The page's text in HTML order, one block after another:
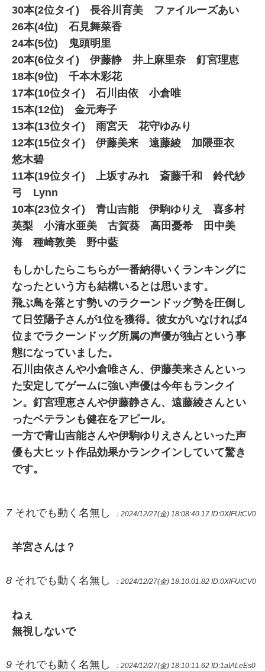
30本(2位タイ) 長谷川育美 ファイルーズあい
26本(4位) 石見舞菜香
24本(5位) 鬼頭明里
20本(6位タイ) 伊藤静 井上麻里奈 釘宮理恵
18本(9位) 千本木彩花
17本(10位タイ) 石川由依 小倉唯
15本(12位) 金元寿子
13本(13位タイ) 雨宮天 花守ゆみり
12本(15位タイ) 伊藤美来 遠藤綾 加隈亜衣
悠木碧
11本(19位タイ) 上坂すみれ 斎藤千和 鈴代紗
弓 Lynn
10本(23位タイ) 青山吉能 伊駒ゆりえ 喜多村
英梨 小清水亜美 古賀葵 高田憂希 田中美
海 種崎敦美 野中藍
もしかしたらこちらが一番納得いくランキングに
なったという方も結構いるとは思います。
飛ぶ鳥を落とす勢いのラクーンドッグ勢を圧倒し
て日笠陽子さんが1位を獲得。彼女がいなければ4
位までラクーンドッグ所属の声優が独占という事
態になっていました。
石川由依さんや小倉唯さん、伊藤美来さんといっ
た安定してゲームに強い声優は今年もランクイ
ン。釘宮理恵さんや伊藤静さん、遠藤綾さんとい
ったベテランも健在をアピール。
一方で青山吉能さんや伊駒ゆりえさんといった声
優も大ヒット作品効果かランクインしていて驚き
です。
7 それでも動く名無し ：2024/12/27(金) 18:08:40.17 ID:0XIFUtCV0
羊宮さんは？
8 それでも動く名無し ：2024/12/27(金) 18:10:01.82 ID:0XIFUtCV0
ねぇ
無視しないで
9 それでも動く名無し ：2024/12/27(金) 18:10:11.62 ID:1aIALeEs0